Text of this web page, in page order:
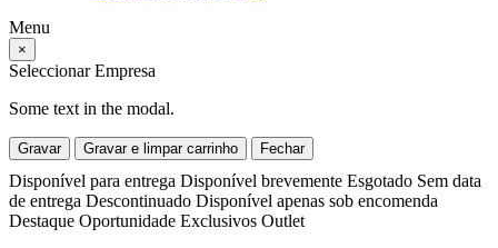
Menu
×
Seleccionar Empresa
Some text in the modal.
Gravar Gravar e limpar carrinho Fechar
Disponível para entrega Disponível brevemente Esgotado Sem data
de entrega Descontinuado Disponível apenas sob encomenda
Destaque Oportunidade Exclusivos Outlet